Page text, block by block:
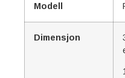
Modell
Dimensjon